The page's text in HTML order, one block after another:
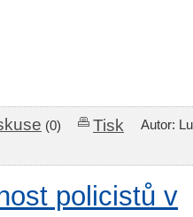
(0) Tisk
Autor:
policistů v